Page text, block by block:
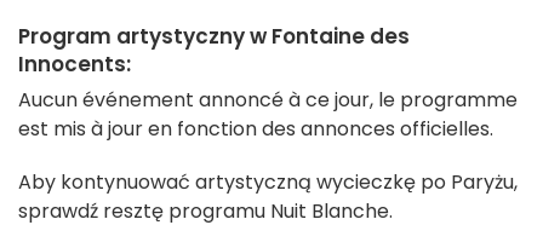
Program artystyczny w Fontaine des
Innocents:
Aucun événement annoncé à ce jour, le programme
est mis à jour en fonction des annonces officielles.
Aby kontynuować artystyczną wycieczkę po Paryżu,
sprawdź resztę programu Nuit Blanche.